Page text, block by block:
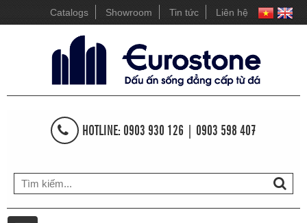
Catalogs Showroom Tin tức Liên hệ
HOTLINE: 0903 930 126 | 0903 598 407